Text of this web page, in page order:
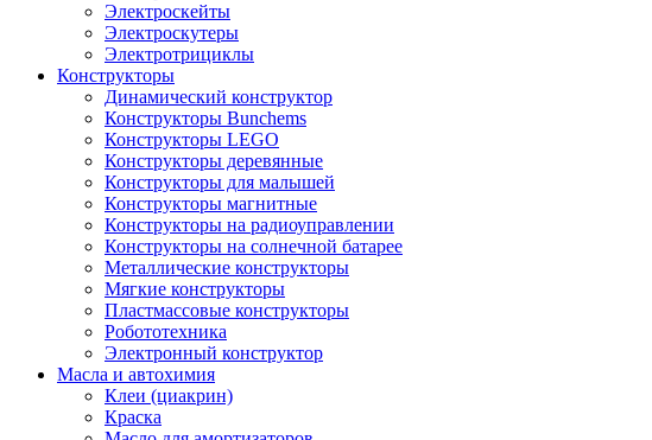
Электроскейты
Электроскутеры
Электротрициклы
Конструкторы
Динамический конструктор
Конструкторы Bunchems
Конструкторы LEGO
Конструкторы деревянные
Конструкторы для малышей
Конструкторы магнитные
Конструкторы на радиоуправлении
Конструкторы на солнечной батарее
Металлические конструкторы
Мягкие конструкторы
Пластмассовые конструкторы
Робототехника
Электронный конструктор
Масла и автохимия
Клеи (циакрин)
Краска